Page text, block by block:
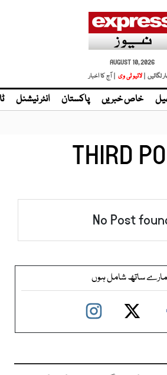
AUGUST 10, 2026
لگائیں | لائیو ٹی وی | آج کا اخبار
خاص خبریں پاکستان انٹر نیشنل
THIRD
No Post
ساتھ شامل ہوں